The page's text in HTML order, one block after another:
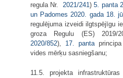
regula Nr.
2021/241)5. panta
un Padomes 2020. gada 18.
regulējuma izveidi ilgtspējīgu
groza Regulu (ES) 2019/
2020/852), 17. pantaprincipa
vides mērķu sasniegšanu;
11.5. projekta